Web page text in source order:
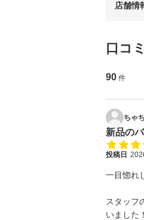
店舗情
口コミ
90 件
ちゃ
新品の
投稿日
一目惚れ
スタッフ
いました！